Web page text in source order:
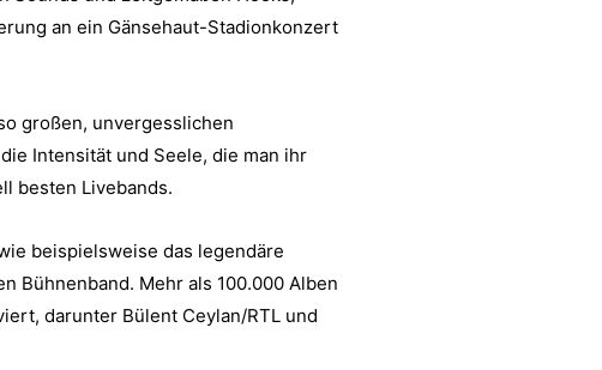
an ein Gänsehaut-Stadionkonzert
großen, unvergesslichen
Intensität und Seele, die man ihr
besten Livebands.
beispielsweise das legendäre
Bühnenband. Mehr als 100.000 Alben
darunter Bülent Ceylan/RTL und